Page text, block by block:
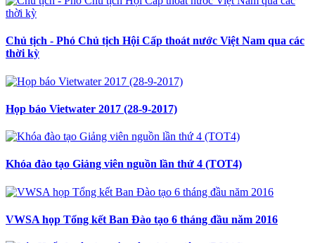
Chủ tịch - Phó Chủ tịch Hội Cấp thoát nước Việt Nam qua các
thời kỳ
Họp báo Vietwater 2017 (28-9-2017)
Khóa đào tạo Giảng viên nguồn lần thứ 4 (TOT4)
VWSA họp Tổng kết Ban Đào tạo 6 tháng đầu năm 2016